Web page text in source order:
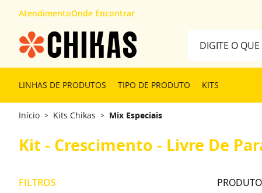
AtendimentoOnde Encontrar
LINHAS DE PRODUTOS TIPO DE PRODUTO KITS
Início > Kits Chikas > Mix Especiais
Kit - Crescimento - Livre De
FILTROS